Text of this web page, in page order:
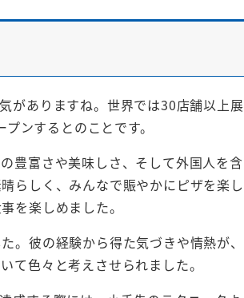
がありますね。世界では30店舗以上展
ンするとのことです。
豊富さや美味しさ、そして外国人を含
らしく、みんなで賑やかにピザを楽し
を楽しめました。
。彼の経験から得た気づきや情熱が、
て色々と考えさせられました。